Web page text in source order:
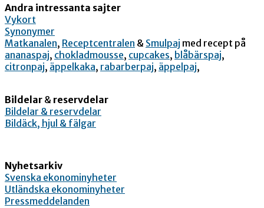
Andra intressanta sajter
Vykort
Synonymer
Matkanalen, Receptcentralen & Smulpaj med recept på
ananaspaj, chokladmousse, cupcakes, blåbärspaj,
citronpaj, äppelkaka, rabarberpaj, äppelpaj,
Bildelar & reservdelar
Bildelar & reservdelar
Bildäck, hjul & fälgar
Nyhetsarkiv
Svenska ekonominyheter
Utländska ekonominyheter
Pressmeddelanden